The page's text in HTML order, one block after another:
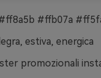
#ffb07a
estiva, energica
promozionali